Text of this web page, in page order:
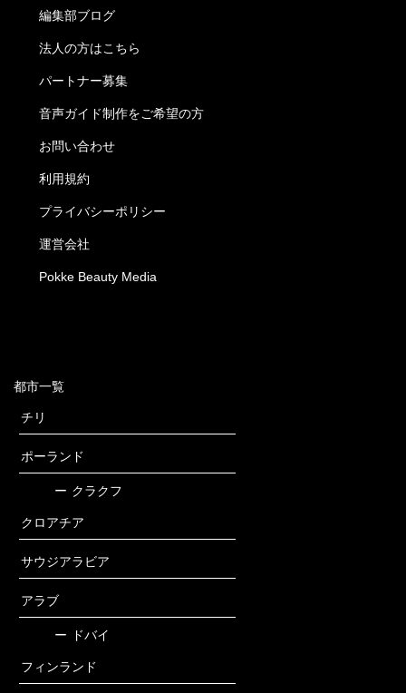
編集部ブログ
法人の方はこちら
パートナー募集
音声ガイド制作をご希望の方
お問い合わせ
利用規約
プライバシーポリシー
運営会社
Pokke Beauty Media
都市一覧
チリ
ポーランド
ー クラクフ
クロアチア
サウジアラビア
アラブ
ー ドバイ
フィンランド